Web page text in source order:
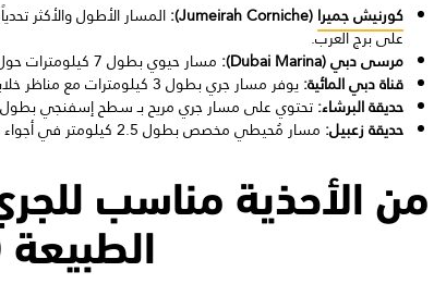
كورنيش جميرا(Jumeirah Corniche):
على برج العرب.
مرسى دبي (Dubai Marina):
مسار حيوي بطول 7 كيلومترات حول الواجهة المائية، مثالي للجري في الأجواء الحضرية.
قناة دبي المائية:يوفر مسار جري بطول 3 كيلومترات مع مناظر خلابة للجسور وأفق المدينة.
حديقة البرشاء:تحتوي على مسار جري مريح بـ سطح إسفنجي بطول حوالي 1.5 كيلومتر، ممتاز للحد من الضغط
حديقة زعبيل: مسار مُحيطي مخصص بطول 2.5 كيلومتر في أجواء هادئة ومجهزة بمرافق رياضية.
الأحذية مناسب